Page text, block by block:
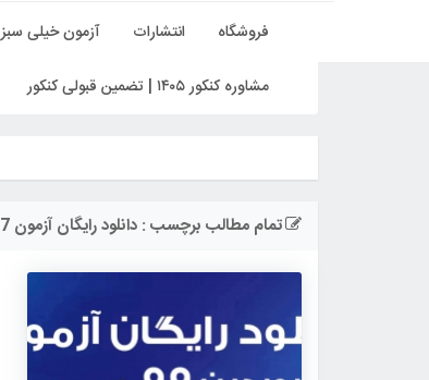
فروشگاه انتشارات آزمون خیلی سبز
مشاوره کنکور ۱۴۰۵ | تضمین قبولی کنکور
تمام مطالب برچسب : دانلود رایگان آزمون 7 فروردین گاج